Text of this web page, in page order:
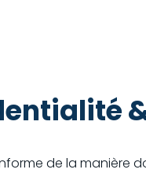
de la manière